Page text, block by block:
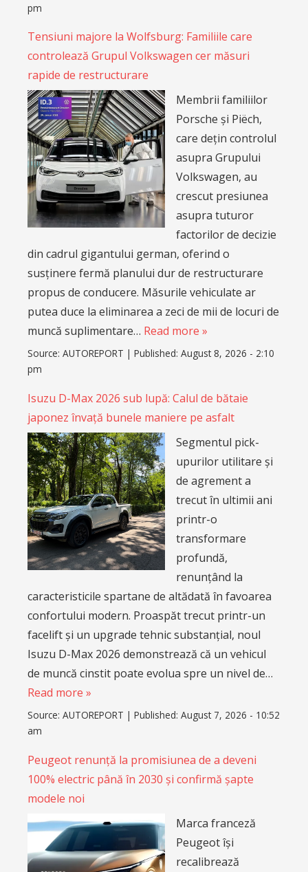
pm
Tensiuni majore la Wolfsburg: Familiile care
controlează Grupul Volkswagen cer măsuri
rapide de restructurare
Membrii familiilor
Porsche și Piëch,
care dețin controlul
asupra Grupului
Volkswagen, au
crescut presiunea
asupra tuturor
factorilor de decizie
din cadrul gigantului german, oferind o
susținere fermă planului dur de restructurare
propus de conducere. Măsurile vehiculate ar
putea duce la eliminarea a zeci de mii de locuri de
muncă suplimentare… Read more »
Source: AUTOREPORT | Published: August 8, 2026 - 2:10
pm
Isuzu D-Max 2026 sub lupă: Calul de bătaie
japonez învață bunele maniere pe asfalt
Segmentul pick-
upurilor utilitare și
de agrement a
trecut în ultimii ani
printr-o
transformare
profundă,
renunțând la
caracteristicile spartane de altădată în favoarea
confortului modern. Proaspăt trecut printr-un
facelift și un upgrade tehnic substanțial, noul
Isuzu D-Max 2026 demonstrează că un vehicul
de muncă cinstit poate evolua spre un nivel de…
Read more »
Source: AUTOREPORT | Published: August 7, 2026 - 10:52
am
Peugeot renunță la promisiunea de a deveni
100% electric până în 2030 și confirmă șapte
modele noi
Marca franceză
Peugeot își
recalibrează